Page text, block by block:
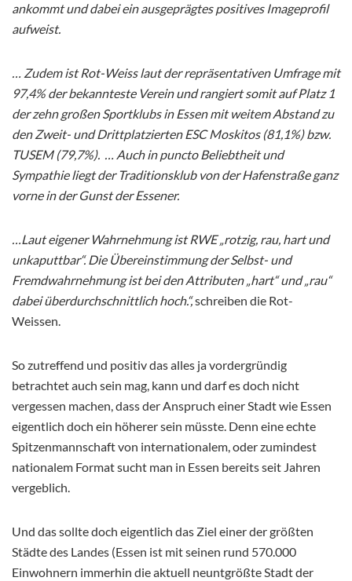
ankommt und dabei ein ausgeprägtes positives Imageprofil
aufweist.
… Zudem ist Rot-Weiss laut der repräsentativen Umfrage mit
97,4% der bekannteste Verein und rangiert somit auf Platz 1
der zehn großen Sportklubs in Essen mit weitem Abstand zu
den Zweit- und Drittplatzierten ESC Moskitos (81,1%) bzw.
TUSEM (79,7%). … Auch in puncto Beliebtheit und
Sympathie liegt der Traditionsklub von der Hafenstraße ganz
vorne in der Gunst der Essener.
…Laut eigener Wahrnehmung ist RWE „rotzig, rau, hart und
unkaputtbar“. Die Übereinstimmung der Selbst- und
Fremdwahrnehmung ist bei den Attributen „hart“ und „rau“
dabei überdurchschnittlich hoch.“,schreiben die Rot-
Weissen.
So zutreffend und positiv das alles ja vordergründig
betrachtet auch sein mag, kann und darf es doch nicht
vergessen machen, dass der Anspruch einer Stadt wie Essen
eigentlich doch ein höherer sein müsste. Denn eine echte
Spitzenmannschaft von internationalem, oder zumindest
nationalem Format sucht man in Essen bereits seit Jahren
vergeblich.
Und das sollte doch eigentlich das Ziel einer der größten
Städte des Landes (Essen ist mit seinen rund 570.000
Einwohnern immerhin die aktuell neuntgrößte Stadt der